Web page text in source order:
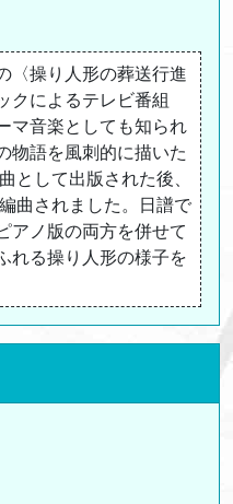
〈操り人形の葬送行進
クによるテレビ番組
マ音楽としても知られ
物語を風刺的に描いた
として出版された後、
曲されました。日譜で
アノ版の両方を併せて
れる操り人形の様子を